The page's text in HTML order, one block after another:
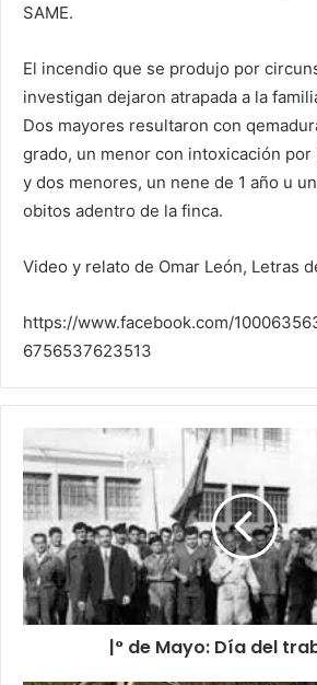
SAME.
El incendio que se produjo por
investigan dejaron atrapada a la
Dos mayores resultaron con
grado, un menor con intoxicación por
y dos menores, un nene de 1 año u
obitos adentro de la finca.
Video y relato de Omar León, Letras
https://www.facebook.com/
6756537623513
|° de Mayo: Día del